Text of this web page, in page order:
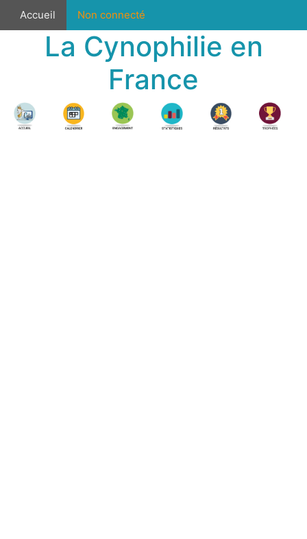
Accueil Non connecté
La Cynophilie en
France